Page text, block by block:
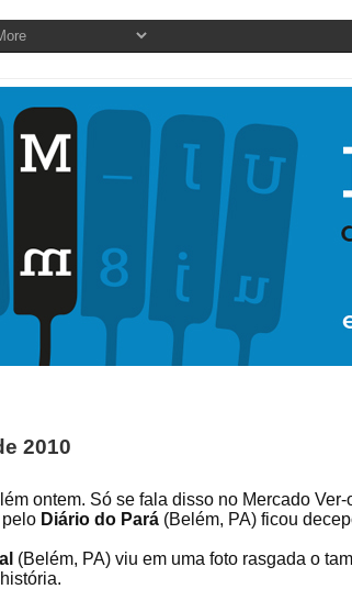
2010
ontem. Só se fala disso no Mercado Ver-
Diário do Pará (Belém, PA) ficou
(Belém, PA) viu em uma foto rasgada o